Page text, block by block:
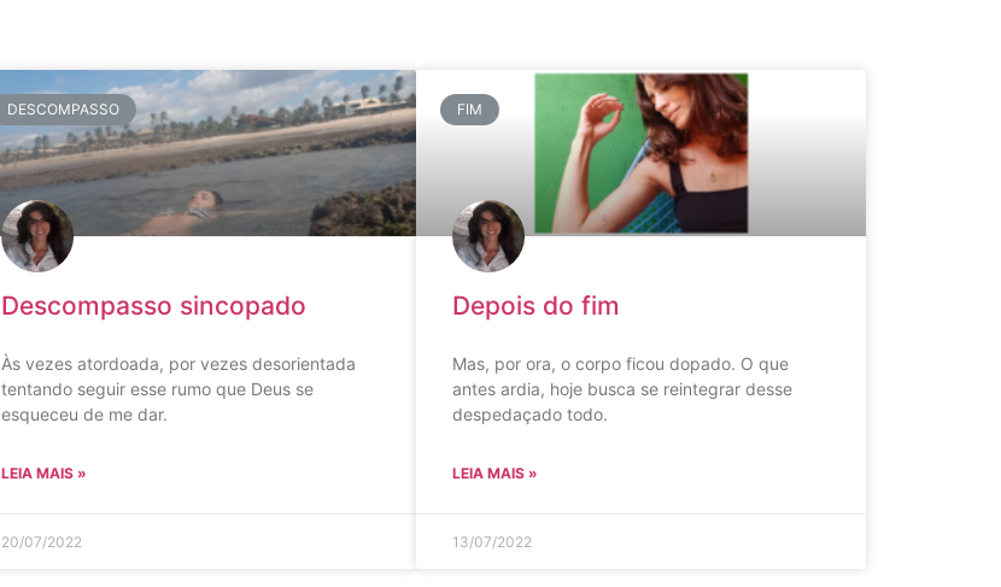
DESCOMPASSO
Descompasso sincopado
Às vezes atordoada, por vezes desorientada
tentando seguir esse rumo que Deus se
esqueceu de me dar.
LEIA MAIS »
20/07/2022
FIM
Depois do fim
Mas, por ora, o corpo ficou dopado. O que
antes ardia, hoje busca se reintegrar desse
despedaçado todo.
LEIA MAIS »
13/07/2022